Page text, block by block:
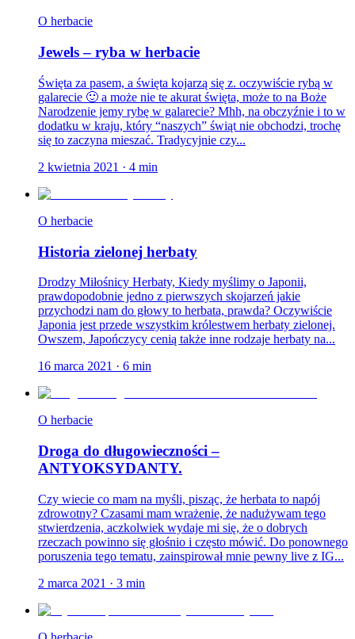
O herbacie
Jewels – ryba w herbacie
Święta za pasem, a święta kojarzą się z. oczywiście rybą w
galarecie 🙂 a może nie te akurat święta, może to na Boże
Narodzenie jemy rybę w galarecie? Mhh, na obczyźnie i to w
dodatku w kraju, który “naszych” świąt nie obchodzi, trochę
się to zaczyna mieszać. Tradycyjnie czy...
2 kwietnia 2021 · 4 min
O herbacie
Historia zielonej herbaty
Drodzy Miłośnicy Herbaty, Kiedy myślimy o Japonii,
prawdopodobnie jedno z pierwszych skojarzeń jakie
przychodzi nam do głowy to herbata, prawda? Oczywiście
Japonia jest przede wszystkim królestwem herbaty zielonej.
Owszem, Japończycy cenią także inne rodzaje herbaty na...
16 marca 2021 · 6 min
O herbacie
Droga do długowieczności –
ANTYOKSYDANTY.
Czy wiecie co mam na myśli, pisząc, że herbata to napój
zdrowotny? Czasami mam wrażenie, że nadużywam tego
stwierdzenia, aczkolwiek wydaje mi się, że o dobrych
rzeczach powinno się głośnio i często mówić. Do ponownego
poruszenia tego tematu, zainspirował mnie pewny live z IG...
2 marca 2021 · 3 min